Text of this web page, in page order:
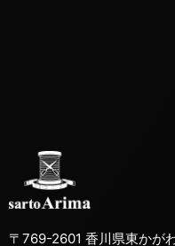
〒769-2601 香川県東かが